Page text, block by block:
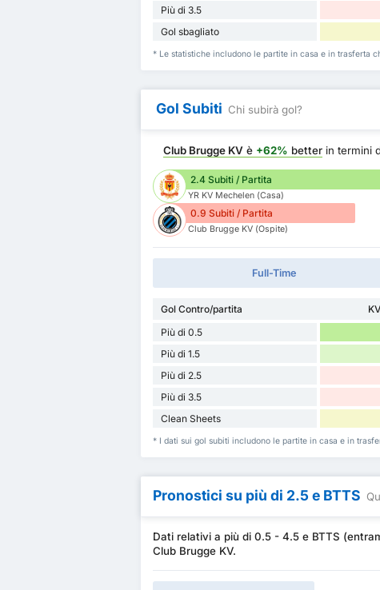
Più di 3.5
Gol sbagliato
* Le statistiche includono le partite in casa e in trasferta
Gol Subiti Chi subirà gol?
Club Brugge KV è +62% better in termini
2.4 Subiti / Partita
YR KV Mechelen (Casa)
0.9 Subiti / Partita
Club Brugge KV (Ospite)
Full-Time
Gol Contro/partita
Più di 0.5
Più di 1.5
Più di 2.5
Più di 3.5
Clean Sheets
* I dati sui gol subiti includono le partite in casa e in
Pronostici su più di 2.5 e BTTS
Dati relativi a più di 0.5 - 4.5 e BTTS
Club Brugge KV.